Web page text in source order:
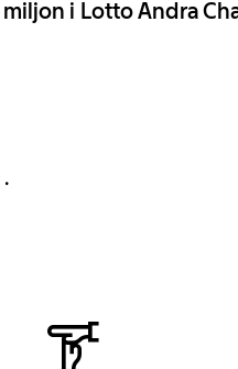
i Lotto Andra